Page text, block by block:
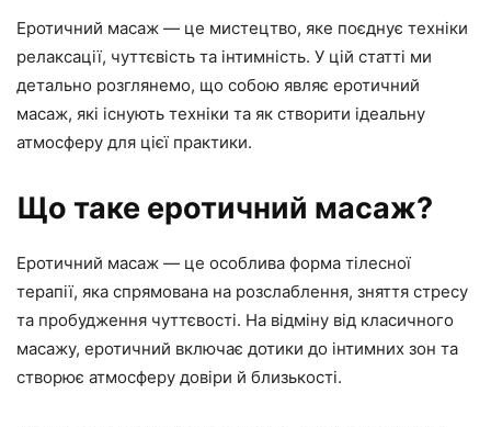
Еротичний масаж — це мистецтво, яке поєднує техніки
релаксації, чуттєвість та інтимність. У цій статті ми
детально розглянемо, що собою являє еротичний
масаж, які існують техніки та як створити ідеальну
атмосферу для цієї практики.
Що таке еротичний масаж?
Еротичний масаж — це особлива форма тілесної
терапії, яка спрямована на розслаблення, зняття стресу
та пробудження чуттєвості. На відміну від класичного
масажу, еротичний включає дотики до інтимних зон та
створює атмосферу довіри й близькості.